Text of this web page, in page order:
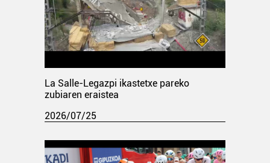
La Salle-Legazpi ikastetxe pareko
zubiaren eraistea
2026/07/25